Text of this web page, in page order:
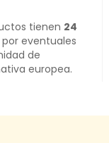
tienen 24
por eventuales
de
europea.